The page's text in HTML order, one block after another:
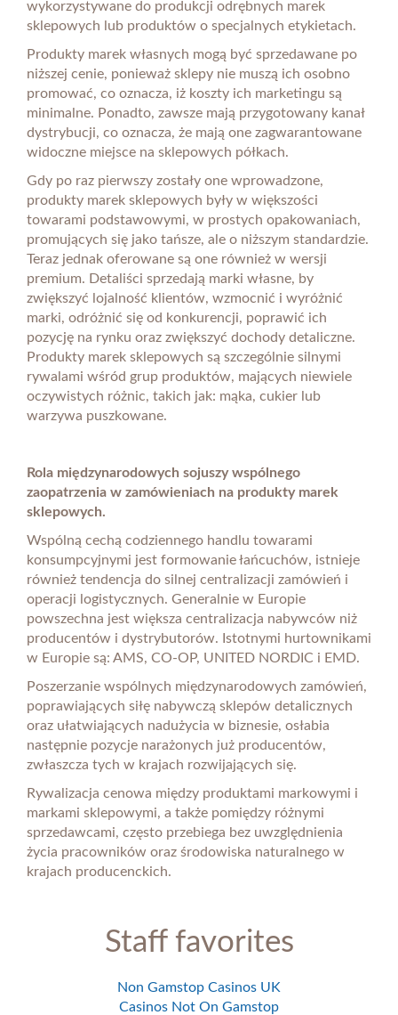
wykorzystywane do produkcji odrębnych marek
sklepowych lub produktów o specjalnych etykietach.
Produkty marek własnych mogą być sprzedawane po
niższej cenie, ponieważ sklepy nie muszą ich osobno
promować, co oznacza, iż koszty ich marketingu są
minimalne. Ponadto, zawsze mają przygotowany kanał
dystrybucji, co oznacza, że mają one zagwarantowane
widoczne miejsce na sklepowych półkach.
Gdy po raz pierwszy zostały one wprowadzone,
produkty marek sklepowych były w większości
towarami podstawowymi, w prostych opakowaniach,
promujących się jako tańsze, ale o niższym standardzie.
Teraz jednak oferowane są one również w wersji
premium. Detaliści sprzedają marki własne, by
zwiększyć lojalność klientów, wzmocnić i wyróżnić
marki, odróżnić się od konkurencji, poprawić ich
pozycję na rynku oraz zwiększyć dochody detaliczne.
Produkty marek sklepowych są szczególnie silnymi
rywalami wśród grup produktów, mających niewiele
oczywistych różnic, takich jak: mąka, cukier lub
warzywa puszkowane.
Rola międzynarodowych sojuszy wspólnego
zaopatrzenia w zamówieniach na produkty marek
sklepowych.
Wspólną cechą codziennego handlu towarami
konsumpcyjnymi jest formowanie łańcuchów, istnieje
również tendencja do silnej centralizacji zamówień i
operacji logistycznych. Generalnie w Europie
powszechna jest większa centralizacja nabywców niż
producentów i dystrybutorów. Istotnymi hurtownikami
w Europie są: AMS, CO-OP, UNITED NORDIC i EMD.
Poszerzanie wspólnych międzynarodowych zamówień,
poprawiających siłę nabywczą sklepów detalicznych
oraz ułatwiających nadużycia w biznesie, osłabia
następnie pozycje narażonych już producentów,
zwłaszcza tych w krajach rozwijających się.
Rywalizacja cenowa między produktami markowymi i
markami sklepowymi, a także pomiędzy różnymi
sprzedawcami, często przebiega bez uwzględnienia
życia pracowników oraz środowiska naturalnego w
krajach producenckich.
Staff favorites
Non Gamstop Casinos UK
Casinos Not On Gamstop